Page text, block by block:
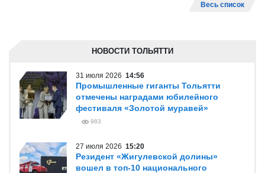
Весь список
НОВОСТИ ТОЛЬЯТТИ
31 июля 2026 14:56
Промышленные гиганты Тольятти
отмечены наградами юбилейного
фестиваля «Золотой муравей»
983
27 июля 2026 15:20
Резидент «Жигулевской долины»
вошел в топ-10 национального